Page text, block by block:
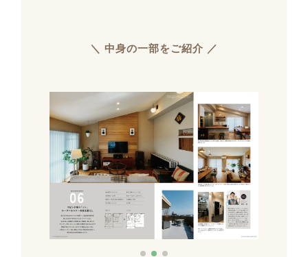
＼ 中身の一部をご紹介 ／